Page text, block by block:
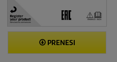
PRENESI